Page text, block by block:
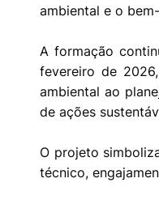
ambiental e o
A formação
fevereiro de
ambiental ao
de ações
O projeto
técnico,